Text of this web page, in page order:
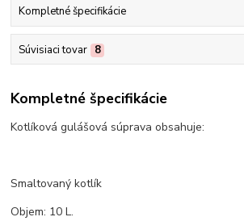
Kompletné špecifikácie
Súvisiaci tovar 8
Kompletné špecifikácie
Kotlíková gulášová súprava obsahuje:
Smaltovaný kotlík
Objem: 10 L.